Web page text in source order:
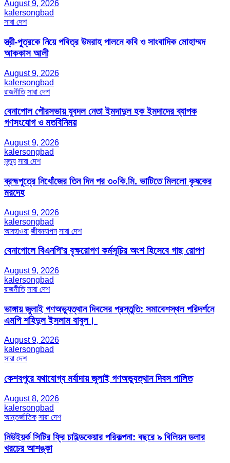
August 9, 2026
kalersongbad
সারা দেশ
স্ত্রী-পুত্রকে নিয়ে পবিত্র উমরাহ পালনে কবি ও সাংবাদিক মোহাম্মদ
আককাস আলী
August 9, 2026
kalersongbad
রাজনীতি সারা দেশ
বেনাপোল পৌরসভায় যুবদল নেতা ইমদাদুল হক ইমদাদের ব্যাপক
গণসংযোগ ও মতবিনিময়
August 9, 2026
kalersongbad
মৃত্যু সারা দেশ
ব্রহ্মপুত্রে নিখোঁজের তিন দিন পর ৩০কি.মি. ভাটিতে মিললো কৃষকের
মরদেহ
August 9, 2026
kalersongbad
আবহাওয়া জীবনযাপন সারা দেশ
বেনাপোলে বিএনপি’র বৃক্ষরোপণ কর্মসূচির অংশ হিসেবে গাছ রোপণ
August 9, 2026
kalersongbad
রাজনীতি সারা দেশ
ভাঙ্গায় জুলাই গণঅভ্যুত্থান দিবসের প্রস্তুতি: সমাবেশস্থল পরিদর্শনে
এমপি শহিদুল ইসলাম বাবুল। ​
August 9, 2026
kalersongbad
সারা দেশ
কেশবপুরে যথাযোগ্য মর্যাদায় জুলাই গণঅভ্যুত্থান দিবস পালিত
August 8, 2026
kalersongbad
আন্তর্জাতিক সারা দেশ
নিউইয়র্ক সিটির ফ্রি চাইল্ডকেয়ার পরিকল্পনা: বছরে ৯ বিলিয়ন ডলার
খরচের আশঙ্কা